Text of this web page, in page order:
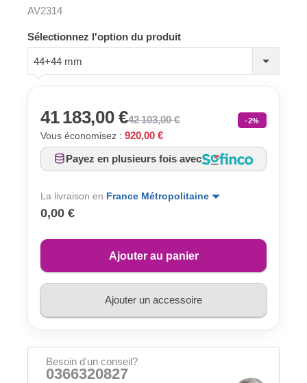
AV2314
Sélectionnez l'option du produit
44+44 mm
41 183,00 €42 103,00 € -2%
Vous économisez : 920,00 €
Payez en plusieurs fois avec
La livraison en France Métropolitaine
0,00 €
Ajouter au panier
Ajouter un accessoire
Besoin d'un conseil?
0366320827